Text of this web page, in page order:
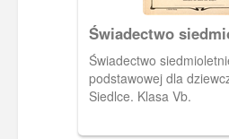
Świadectwo
szkoły
dziewcząt
Świadectwo
podstawowej dla
Siedlce. Klasa Vb.